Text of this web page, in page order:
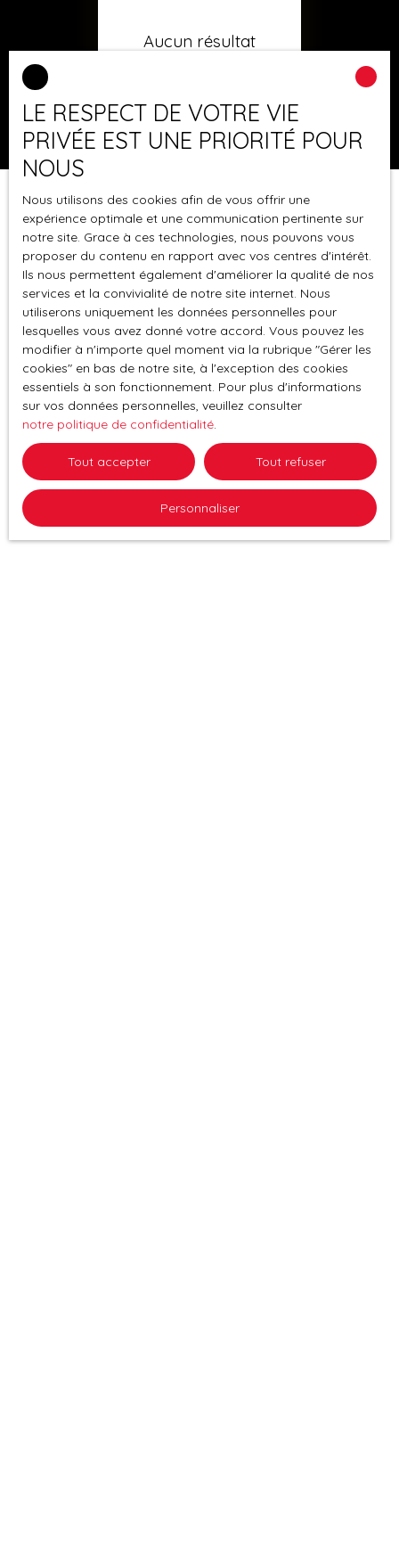
Aucun résultat
LE RESPECT DE VOTRE VIE
PRIVÉE EST UNE PRIORITÉ POUR
NOUS
Nous utilisons des cookies afin de vous offrir une
expérience optimale et une communication pertinente sur
notre site. Grace à ces technologies, nous pouvons vous
proposer du contenu en rapport avec vos centres d'intérêt.
Ils nous permettent également d'améliorer la qualité de nos
services et la convivialité de notre site internet. Nous
utiliserons uniquement les données personnelles pour
lesquelles vous avez donné votre accord. Vous pouvez les
modifier à n'importe quel moment via la rubrique ″Gérer les
cookies″ en bas de notre site, à l'exception des cookies
essentiels à son fonctionnement. Pour plus d'informations
sur vos données personnelles, veuillez consulter
notre politique de confidentialité.
Tout accepter Tout refuser
Personnaliser